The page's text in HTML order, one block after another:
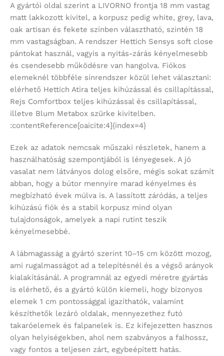
A gyártói oldal szerint a LIVORNO frontja 18 mm vastag
matt lakkozott kivitel, a korpusz pedig white, grey, lava,
oak artisan és fekete színben választható, szintén 18
mm vastagságban. A rendszer Hettich Sensys soft close
pántokat használ, vagyis a nyitás-zárás kényelmesebb
és csendesebb működésre van hangolva. Fiókos
elemeknél többféle sínrendszer közül lehet választani:
elérhető Hettich Atira teljes kihúzással és csillapítással,
Rejs Comfortbox teljes kihúzással és csillapítással,
illetve Blum Metabox szürke kivitelben.
:contentReference[oaicite:4]{index=4}
Ezek az adatok nemcsak műszaki részletek, hanem a
használhatóság szempontjából is lényegesek. A jó
vasalat nem látványos dolog elsőre, mégis sokat számít
abban, hogy a bútor mennyire marad kényelmes és
megbízható évek múlva is. A lassított záródás, a teljes
kihúzású fiók és a stabil korpusz mind olyan
tulajdonságok, amelyek a napi rutint teszik
kényelmesebbé.
A lábmagasság a gyártó szerint 10–15 cm között mozog,
ami rugalmasságot ad a telepítésnél és a végső arányok
kialakításánál. A programnál az egyedi méretre gyártás
is elérhető, és a gyártó külön kiemeli, hogy bizonyos
elemek 1 cm pontossággal igazíthatók, valamint
készíthetők lezáró oldalak, mennyezethez futó
takaróelemek és falpanelek is. Ez kifejezetten hasznos
olyan helyiségekben, ahol nem szabványos a falhossz,
vagy fontos a teljesen zárt, egybeépített hatás.